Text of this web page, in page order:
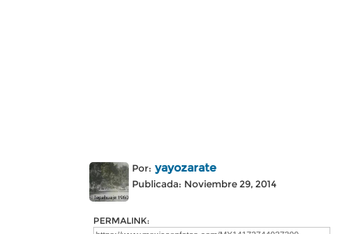
Por: yayozarate
Publicada: Noviembre 29, 2014
PERMALINK: